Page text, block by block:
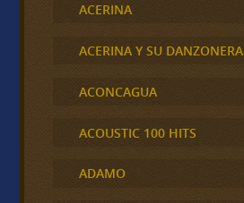
ACERINA
ACERINA Y SU DANZONERA
ACONCAGUA
ACOUSTIC 100 HITS
ADAMO